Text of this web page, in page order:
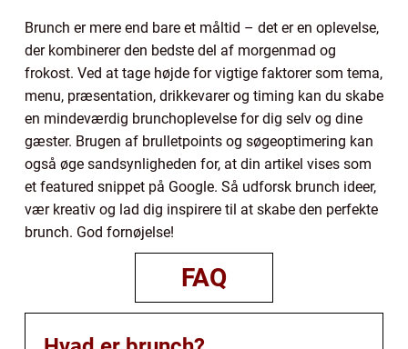
Brunch er mere end bare et måltid – det er en oplevelse,
der kombinerer den bedste del af morgenmad og
frokost. Ved at tage højde for vigtige faktorer som tema,
menu, præsentation, drikkevarer og timing kan du skabe
en mindeværdig brunchoplevelse for dig selv og dine
gæster. Brugen af brulletpoints og søgeoptimering kan
også øge sandsynligheden for, at din artikel vises som
et featured snippet på Google. Så udforsk brunch ideer,
vær kreativ og lad dig inspirere til at skabe den perfekte
brunch. God fornøjelse!
FAQ